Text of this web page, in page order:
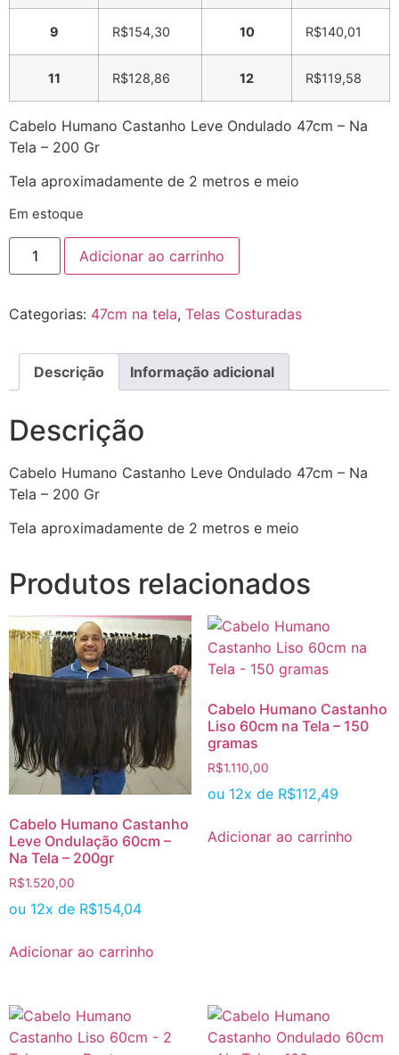
9 R$154,30 10 R$140,01
11 R$128,86 12 R$119,58
Cabelo Humano Castanho Leve Ondulado 47cm – Na
Tela – 200 Gr
Tela aproximadamente de 2 metros e meio
Em estoque
Adicionar ao carrinho
Categorias: 47cm na tela, Telas Costuradas
Descrição Informação adicional
Descrição
Cabelo Humano Castanho Leve Ondulado 47cm – Na
Tela – 200 Gr
Tela aproximadamente de 2 metros e meio
Produtos relacionados
Cabelo Humano Castanho
Leve Ondulação 60cm –
Na Tela – 200gr
R$1.520,00
ou 12x de R$154,04
Adicionar ao carrinho
Cabelo Humano Castanho
Liso 60cm na Tela – 150
gramas
R$1.110,00
ou 12x de R$112,49
Adicionar ao carrinho